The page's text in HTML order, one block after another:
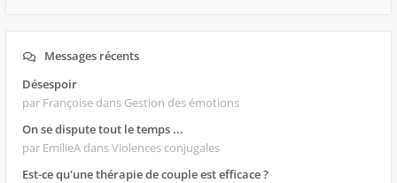
Messages récents
Désespoir
par Françoise dans Gestion des émotions
On se dispute tout le temps ...
par EmilieA dans Violences conjugales
Est-ce qu'une thérapie de couple est efficace ?